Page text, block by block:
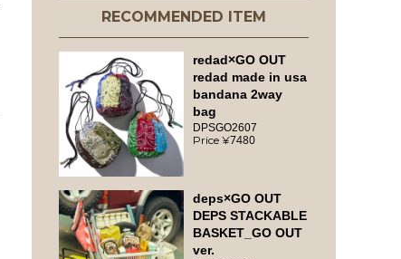
RECOMMENDED ITEM
redad×GO OUT
redad made in usa
bandana 2way
bag
DPSGO2607
7480
deps×GO OUT
DEPS STACKABLE
BASKET_GO OUT
ver.